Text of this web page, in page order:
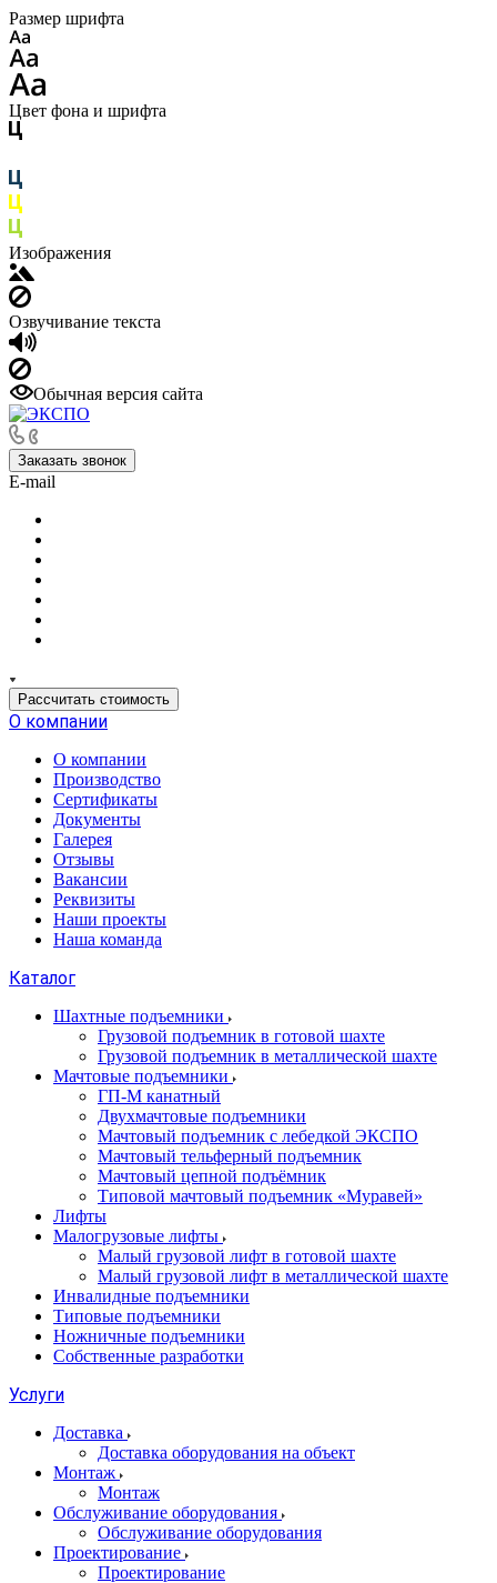
Размер шрифта
Цвет фона и шрифта
Изображения
Озвучивание текста
Обычная версия сайта
Заказать звонок
E-mail
Рассчитать стоимость
О компании
О компании
Производство
Сертификаты
Документы
Галерея
Отзывы
Вакансии
Реквизиты
Наши проекты
Наша команда
Каталог
Шахтные подъемники
Грузовой подъемник в готовой шахте
Грузовой подъемник в металлической шахте
Мачтовые подъемники
ГП-М канатный
Двухмачтовые подъемники
Мачтовый подъемник с лебедкой ЭКСПО
Мачтовый тельферный подъемник
Мачтовый цепной подъёмник
Типовой мачтовый подъемник «Муравей»
Лифты
Малогрузовые лифты
Малый грузовой лифт в готовой шахте
Малый грузовой лифт в металлической шахте
Инвалидные подъемники
Типовые подъемники
Ножничные подъемники
Собственные разработки
Услуги
Доставка
Доставка оборудования на объект
Монтаж
Монтаж
Обслуживание оборудования
Обслуживание оборудования
Проектирование
Проектирование